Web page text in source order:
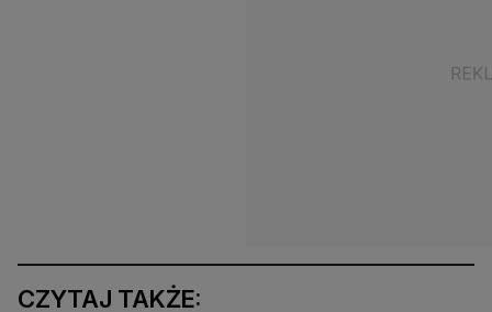
CZYTAJ TAKŻE: